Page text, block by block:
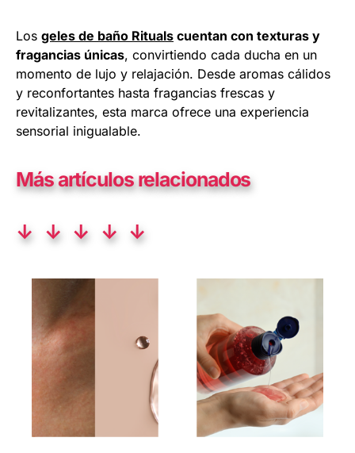
Los geles de baño Rituals cuentan con texturas y
fragancias únicas, convirtiendo cada ducha en un
momento de lujo y relajación. Desde aromas cálidos
y reconfortantes hasta fragancias frescas y
revitalizantes, esta marca ofrece una experiencia
sensorial inigualable.
Más artículos relacionados
↓ ↓ ↓ ↓ ↓